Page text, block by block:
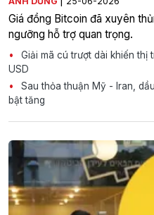
Giá đồng Bitcoin đã xuyên
ngưỡng hỗ trợ quan trọng.
Giải mã cú trượt dài khiến
USD
Sau thỏa thuận Mỹ - Iran,
bật tăng